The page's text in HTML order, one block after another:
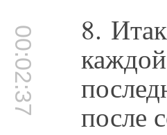
00:02:37 8.
после